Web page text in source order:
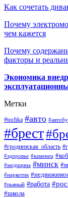
Как сочетать
Почему
чем кажется
Почему
факторы и
Экономика
Метки
#tochka #авто
#брест
#гродненская_область
#здоровье #каменец
#медицина #минск
#наркотик
#пьяный #работа
#школа